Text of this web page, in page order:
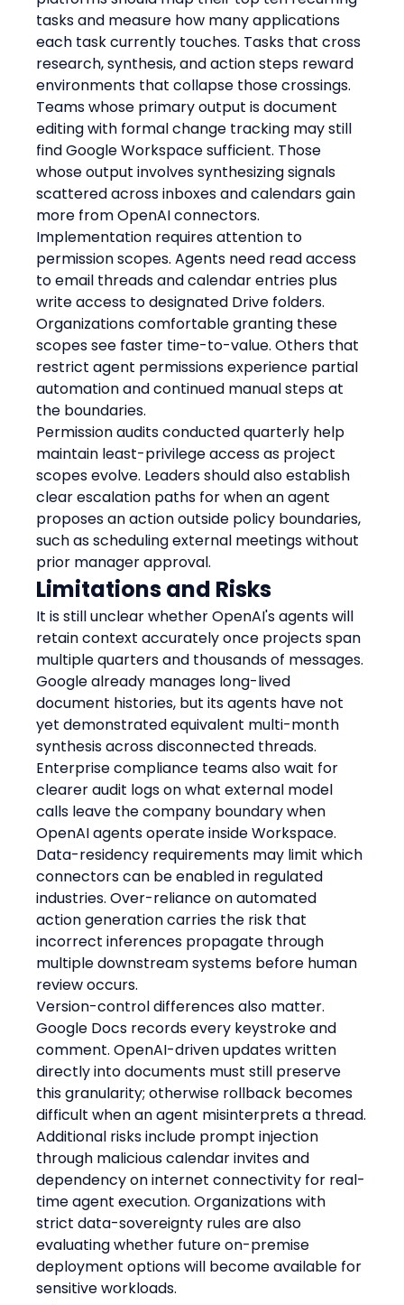
tasks and measure how many applications
each task currently touches. Tasks that cross
research, synthesis, and action steps reward
environments that collapse those crossings.
Teams whose primary output is document
editing with formal change tracking may still
find Google Workspace sufficient. Those
whose output involves synthesizing signals
scattered across inboxes and calendars gain
more from OpenAI connectors.
Implementation requires attention to
permission scopes. Agents need read access
to email threads and calendar entries plus
write access to designated Drive folders.
Organizations comfortable granting these
scopes see faster time-to-value. Others that
restrict agent permissions experience partial
automation and continued manual steps at
the boundaries.
Permission audits conducted quarterly help
maintain least-privilege access as project
scopes evolve. Leaders should also establish
clear escalation paths for when an agent
proposes an action outside policy boundaries,
such as scheduling external meetings without
prior manager approval.
Limitations and Risks
It is still unclear whether OpenAI's agents will
retain context accurately once projects span
multiple quarters and thousands of messages.
Google already manages long-lived
document histories, but its agents have not
yet demonstrated equivalent multi-month
synthesis across disconnected threads.
Enterprise compliance teams also wait for
clearer audit logs on what external model
calls leave the company boundary when
OpenAI agents operate inside Workspace.
Data-residency requirements may limit which
connectors can be enabled in regulated
industries. Over-reliance on automated
action generation carries the risk that
incorrect inferences propagate through
multiple downstream systems before human
review occurs.
Version-control differences also matter.
Google Docs records every keystroke and
comment. OpenAI-driven updates written
directly into documents must still preserve
this granularity; otherwise rollback becomes
difficult when an agent misinterprets a thread.
Additional risks include prompt injection
through malicious calendar invites and
dependency on internet connectivity for real-
time agent execution. Organizations with
strict data-sovereignty rules are also
evaluating whether future on-premise
deployment options will become available for
sensitive workloads.